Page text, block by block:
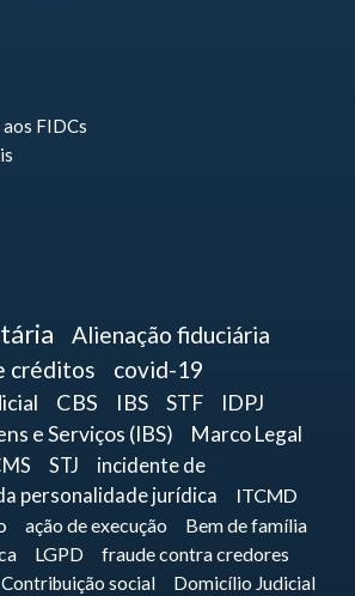
FIDCs
Alienação fiduciária
créditos
covid-19
CBS IBS STF
IDPJ
e Serviços (IBS)
Marco Legal
STJ
incidente de
personalidade jurídica
ITCMD
ação de execução
Bem de família
LGPD fraude contra credores
Contribuição social
Domicílio Judicial